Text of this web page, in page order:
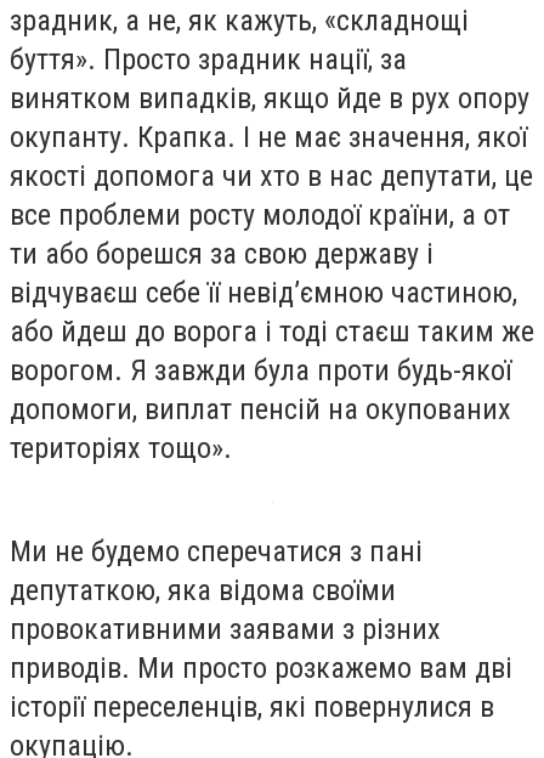
зрадник, а не, як кажуть, «складнощі
буття». Просто зрадник нації, за
винятком випадків, якщо йде в рух опору
окупанту. Крапка. І не має значення, якої
якості допомога чи хто в нас депутати, це
все проблеми росту молодої країни, а от
ти або борешся за свою державу і
відчуваєш себе її невід’ємною частиною,
або йдеш до ворога і тоді стаєш таким же
ворогом. Я завжди була проти будь-якої
допомоги, виплат пенсій на окупованих
територіях тощо».
Ми не будемо сперечатися з пані
депутаткою, яка відома своїми
провокативними заявами з різних
приводів. Ми просто розкажемо вам дві
історії переселенців, які повернулися в
окупацію.